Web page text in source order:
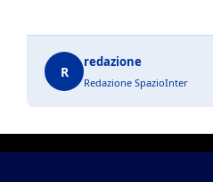
R
redazione
Redazione SpazioInter